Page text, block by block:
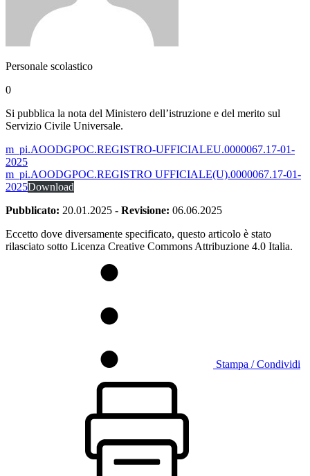
Personale scolastico
0
Si pubblica la nota del Ministero dell’istruzione e del merito sul
Servizio Civile Universale.
m_pi.AOODGPOC.REGISTRO-UFFICIALEU.0000067.17-01-
2025
m_pi.AOODGPOC.REGISTRO UFFICIALE(U).0000067.17-01-
2025Download
Pubblicato: 20.01.2025 - Revisione: 06.06.2025
Eccetto dove diversamente specificato, questo articolo è stato
rilasciato sotto Licenza Creative Commons Attribuzione 4.0 Italia.
Stampa / Condividi